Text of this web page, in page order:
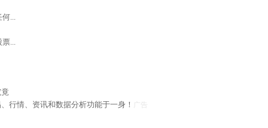
...
...
行情、资讯和数据分析功能于一身！ 广告